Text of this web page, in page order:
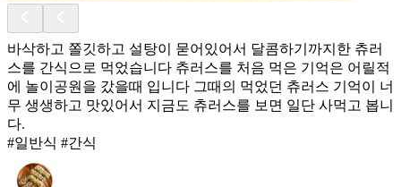
바삭하고 쫄깃하고 설탕이 묻어있어서 달콤하기까지한 츄러
스를 간식으로 먹었습니다 츄러스를 처음 먹은 기억은 어릴적
에 놀이공원을 갔을때 입니다 그때의 먹었던 츄러스 기억이 너
무 생생하고 맛있어서 지금도 츄러스를 보면 일단 사먹고 봅니
다.
#일반식 #간식